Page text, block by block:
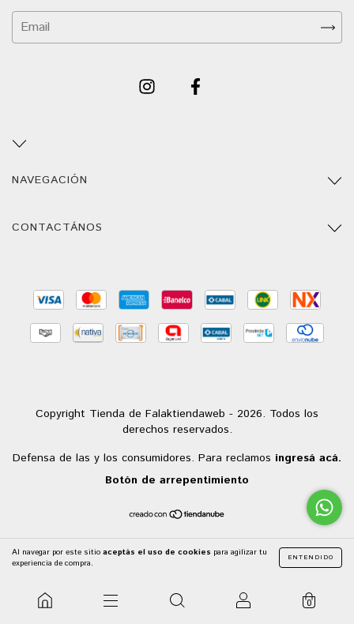
Al navegar por este sitio aceptás el uso de cookies para agilizar tu
experiencia de compra.
ENTENDIDO
0
NAVEGACIÓN
CONTACTÁNOS
Copyright Tienda de Falaktiendaweb - 2026. Todos los
derechos reservados.
Defensa de las y los consumidores. Para reclamos ingresá acá.
Botón de arrepentimiento